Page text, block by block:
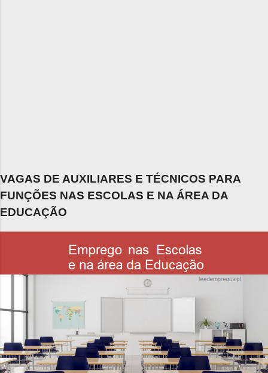
VAGAS DE AUXILIARES E TÉCNICOS PARA
FUNÇÕES NAS ESCOLAS E NA ÁREA DA
EDUCAÇÃO